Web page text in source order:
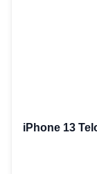
iPhone 13